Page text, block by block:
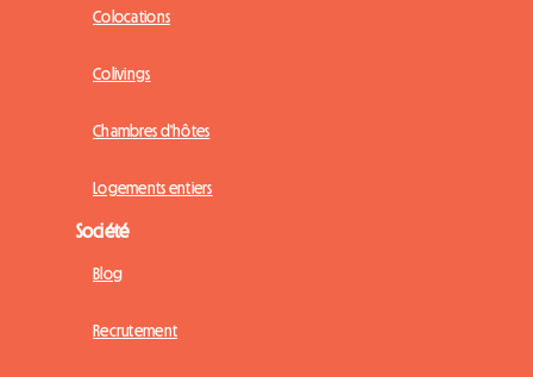
Colocations
Colivings
Chambres d'hôtes
Logements entiers
Société
Blog
Recrutement